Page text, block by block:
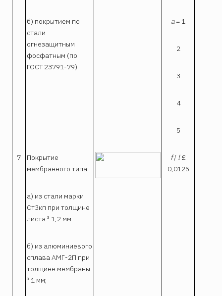
б) покрытием по
стали
огнезащитным
фосфатным (по
ГОСТ 23791-79)
a= 1
2
3
4
5
7
Покрытие
мембранного типа:
f/ l£
0,0125
а) из стали марки
Ст3кп при толщине
листа ³ 1,2 мм
б) из алюминиевого
сплава АМГ-2П при
толщине мембраны
³ 1 мм;